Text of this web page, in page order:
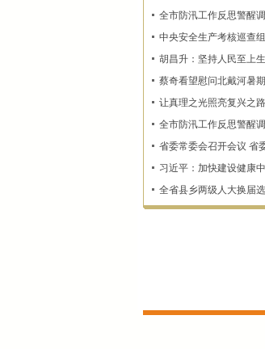
度 确保监测预警和群众
全市防汛工作反思警醒
开
中央安全生产考核巡查
肃省反馈明查暗访情况
胡昌升：坚持人民至上
查漏补缺固强补弱 坚决
蔡奇看望慰问北戴河暑
让真理之光照亮复兴之
近平谈治国理政》第一
全市防汛工作反思警醒
开
省委常委会召开会议 省
主持
习近平：加快建设健康
全省县乡两级人大换届
召开